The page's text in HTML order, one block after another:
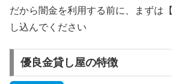
だから闇金を利用する前に、まずは【
し込んでください
優良金貸し屋の特徴